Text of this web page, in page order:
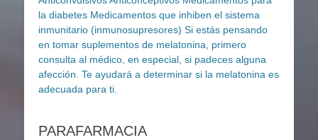
PARAFARMACIA